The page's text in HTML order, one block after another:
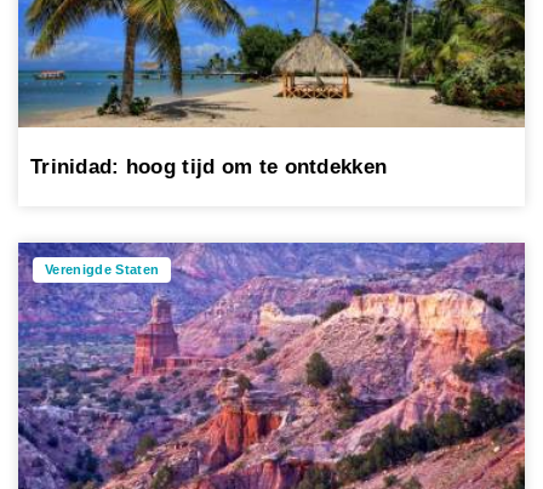
Trinidad: hoog tijd om te ontdekken
Verenigde Staten